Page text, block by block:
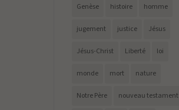
Genèse histoire homme
jugement justice Jésus
Jésus-Christ Liberté loi
monde mort nature
Notre Père nouveau testament